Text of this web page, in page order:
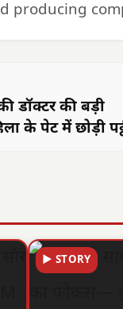
producing
डॉक्टर की बड़ी
के पेट में छोड़ी
▶ STORY